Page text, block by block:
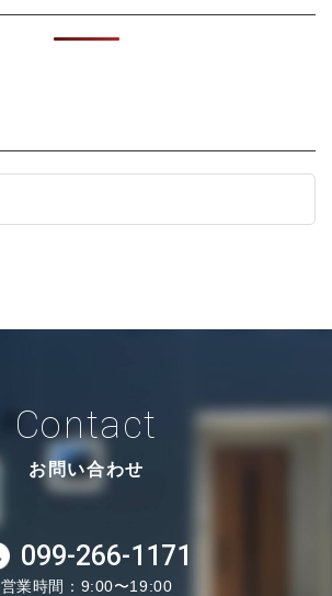
Contact
お問い合わせ
099-266-1171
営業時間：9:00〜19:00